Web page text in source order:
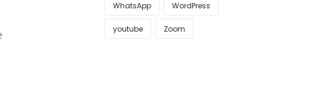
WhatsApp WordPress
youtube Zoom